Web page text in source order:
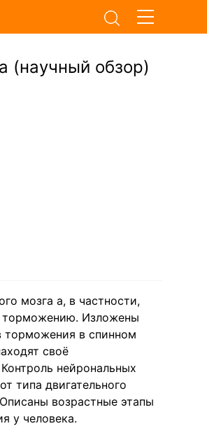
(научный обзор)
мозга а, в частности,
торможению. Изложены
торможения в спинном
своё
нейрональных
типа двигательного
возрастные этапы
у человека.